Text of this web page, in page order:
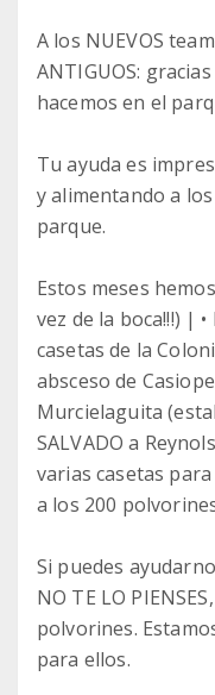
A los NUEVOS
ANTIGUOS:
hacemos en el
Tu ayuda es
y alimentando a
parque.
Estos meses
vez de la boca!!!) | •
casetas de la
absceso de
Murcielaguita
SALVADO a
varias casetas
a los 200
Si puedes
NO TE LO
polvorines.
para ellos.